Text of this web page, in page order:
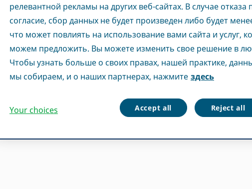
релевантной рекламы на других веб-сайтах. В случае отказа
согласие, сбор данных не будет произведен либо будет
что может повлиять на использование вами сайта и услуг,
можем предложить. Вы можете изменить свое решение в
Чтобы узнать больше о своих правах, нашей практике,
мы собираем, и о наших партнерах, нажмите здесь
Accept all Reject all
Your choices